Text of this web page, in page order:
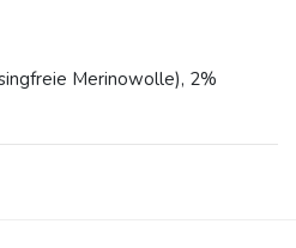
Merinowolle), 2%